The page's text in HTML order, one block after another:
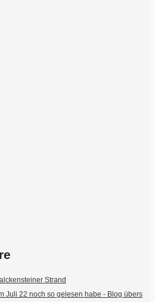
Strand
Juli 22 noch so gelesen habe - Blog übers